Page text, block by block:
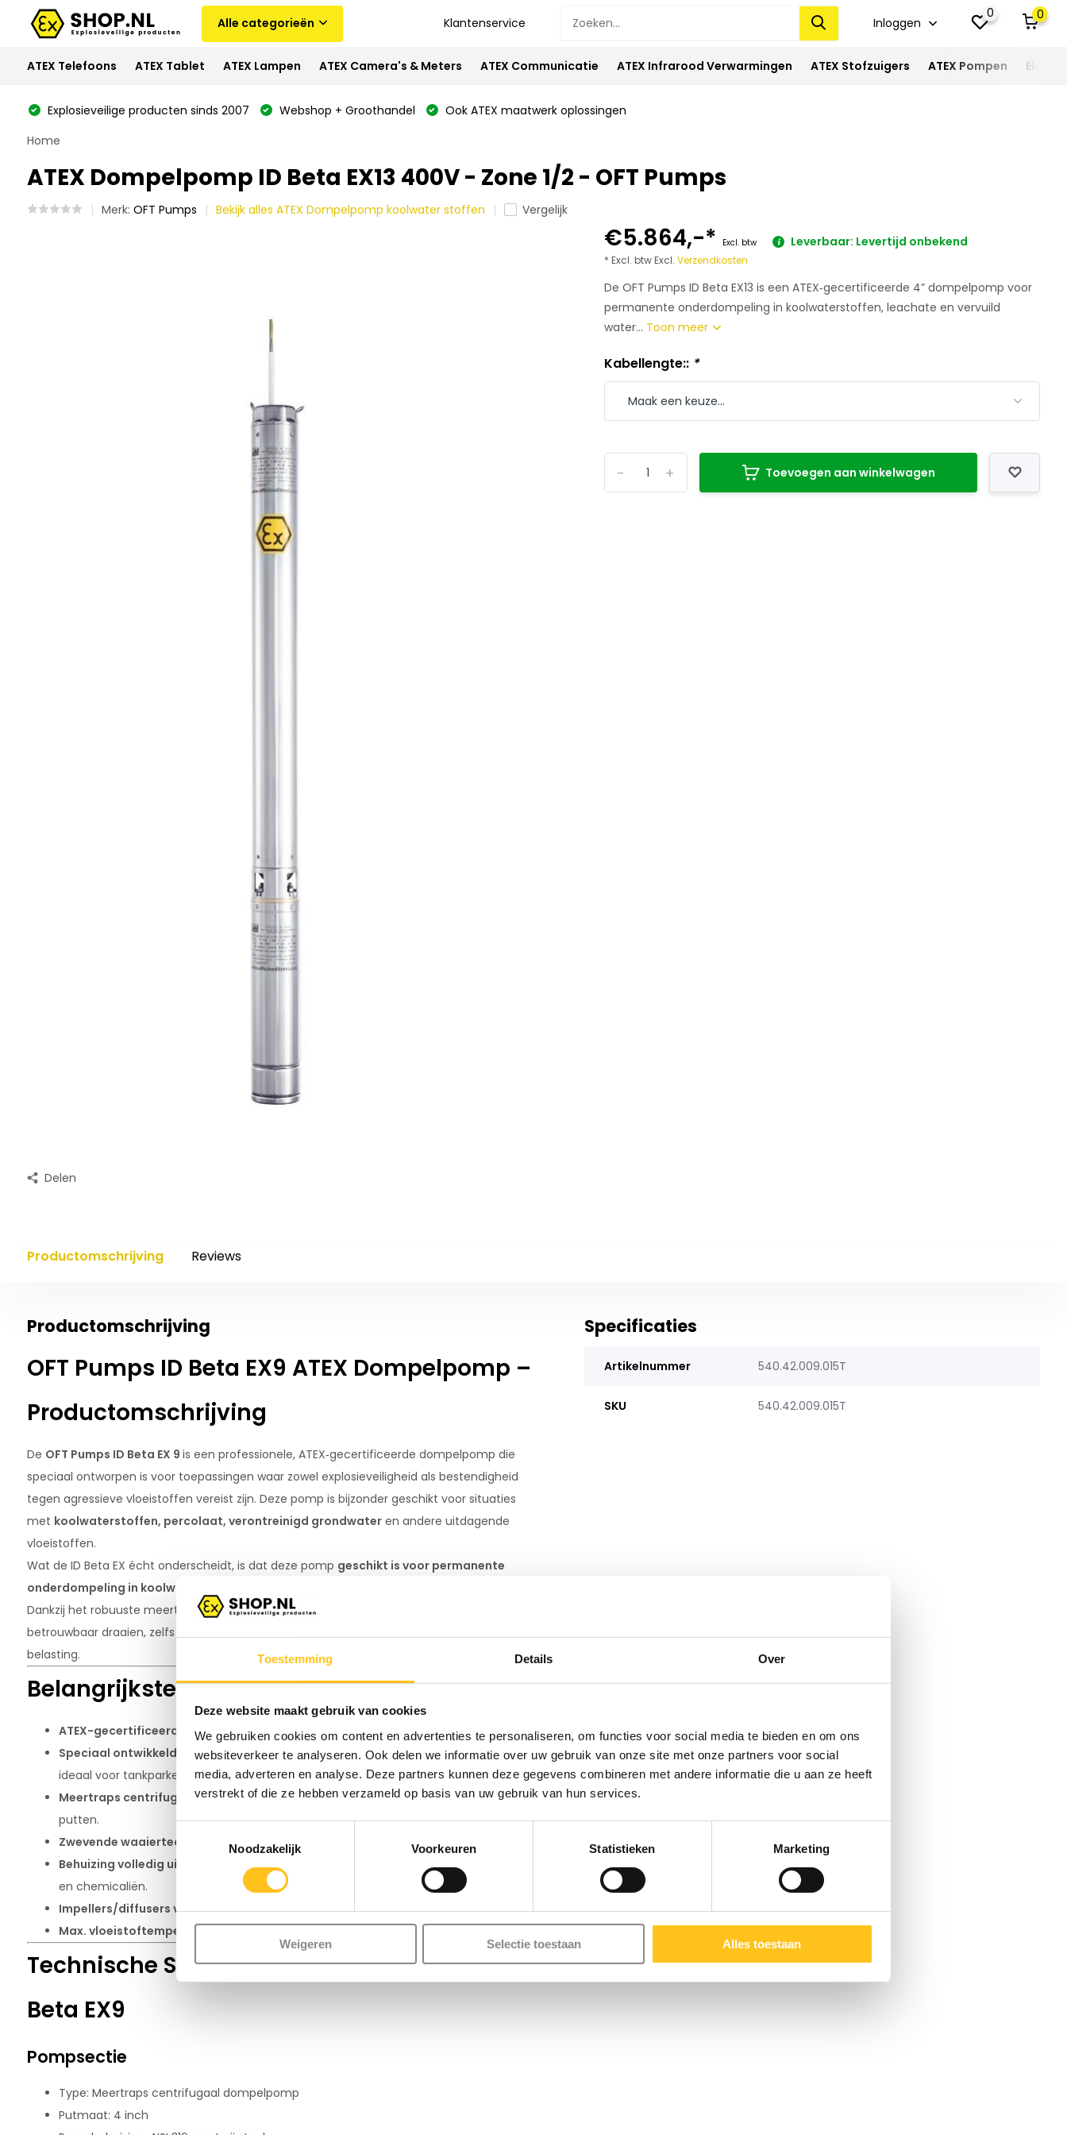
Toestemming Details Over
Deze website maakt gebruik van cookies
We gebruiken cookies om content en advertenties te personaliseren, om functies voor social media te bieden en om ons
websiteverkeer te analyseren. Ook delen we informatie over uw gebruik van onze site met onze partners voor social
media, adverteren en analyse. Deze partners kunnen deze gegevens combineren met andere informatie die u aan ze heeft
verstrekt of die ze hebben verzameld op basis van uw gebruik van hun services.
Noodzakelijk
Voorkeuren Statistieken Marketing
Weigeren Selectie toestaan Alles toestaan
Alle categorieën Klantenservice Inloggen
0 0
ATEX Telefoons ATEX Tablet ATEX Lampen ATEX Camera's & Meters ATEX Communicatie ATEX Infrarood Verwarmingen ATEX Stofzuigers ATEX Pompen Elektra
Explosieveilige producten sinds 2007 Webshop + Groothandel
Ook ATEX maatwerk oplossingen
Home
ATEX Dompelpomp ID Beta EX13 400V - Zone 1/2 - OFT Pumps
Merk: OFT Pumps Bekijk alles ATEX Dompelpomp koolwater stoffen Vergelijk
Delen
€5.864,-* Excl. btw Leverbaar: Levertijd onbekend
* Excl. btw Excl.Verzendkosten
De OFT Pumps ID Beta EX13 is een ATEX‑gecertificeerde 4” dompelpomp voor
permanente onderdompeling in koolwaterstoffen, leachate en vervuild
water... Toon meer
Kabellengte:: *
+
- Toevoegen aan winkelwagen
Productomschrijving Reviews
Productomschrijving
OFT Pumps ID Beta EX9 ATEX Dompelpomp –
Productomschrijving
De OFT Pumps ID Beta EX 9 is een professionele, ATEX‑gecertificeerde dompelpomp die
speciaal ontworpen is voor toepassingen waar zowel explosieveiligheid als bestendigheid
tegen agressieve vloeistoffen vereist zijn. Deze pomp is bijzonder geschikt voor situaties
met koolwaterstoffen, percolaat, verontreinigd grondwateren andere uitdagende
vloeistoffen.
Wat de ID Beta EX écht onderscheidt, is dat deze pomp geschikt is voor permanente
onderdompeling in koolwaterstoffen
Dankzij het robuuste meertraps ontwerp en de zwevende impellers blijft de pomp
betrouwbaar draaien, zelfs in vloeistoffen met kleine vaste deeltjes en chemische
belasting.
Belangrijkste kenmerken van de ID Beta EX9
ATEX-gecertificeerd volgens 2014/34/EU, geschikt voor explosiegevaarlijke zones.
Speciaal ontwikkeld voor permanente onderdompeling in koolwaterstoffen –
ideaal voor tankparken, raffinage, industriële opvanginstallaties.
Meertraps centrifugaal ontwerpvoor krachtige opvoerhoogtes in smalle 4‑inch
putten.
Zwevende waaiertechnologie– voorkomt blokkeren bij slib of kleine vaste delen.
Behuizing volledig uitgevoerd in AISI 316 RVS
– maximale resistentie tegen corrosie
en chemicaliën.
Impellers/diffusers van speciaal technopolymeermet keramische slijtplaten.
Max. vloeistoftemperatuur: +40°C
Technische Specificaties – OFT Pumps ID
Beta EX9
Pompsectie
Type: Meertraps centrifugaal dompelpomp
Putmaat: 4 inch
Specificaties
Artikelnummer 540.42.009.015T
SKU 540.42.009.015T